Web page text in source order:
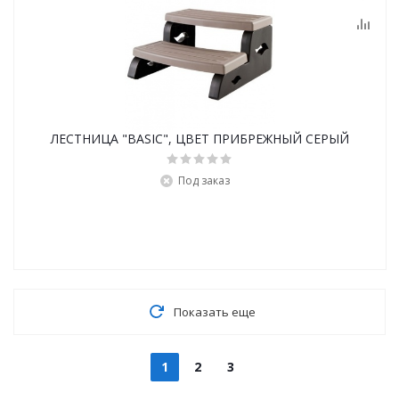
ЛЕСТНИЦА "BASIC", ЦВЕТ ПРИБРЕЖНЫЙ СЕРЫЙ
Под заказ
Показать еще
1 2 3